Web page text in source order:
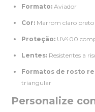
Formato: Aviador
Cor: Marrom claro preto
Proteção: UV400
Lentes: Resistentes a
Formatos de rosto
triangular
Personalize